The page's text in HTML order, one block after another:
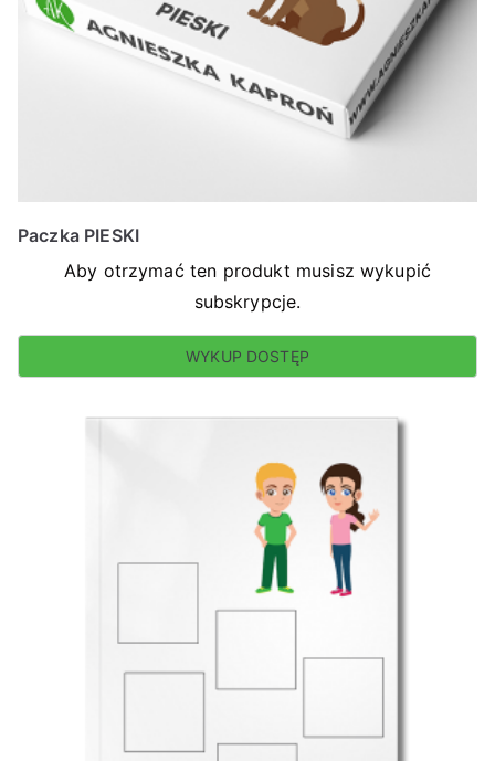
Paczka PIESKI
Aby otrzymać ten produkt musisz wykupić
subskrypcje.
WYKUP DOSTĘP